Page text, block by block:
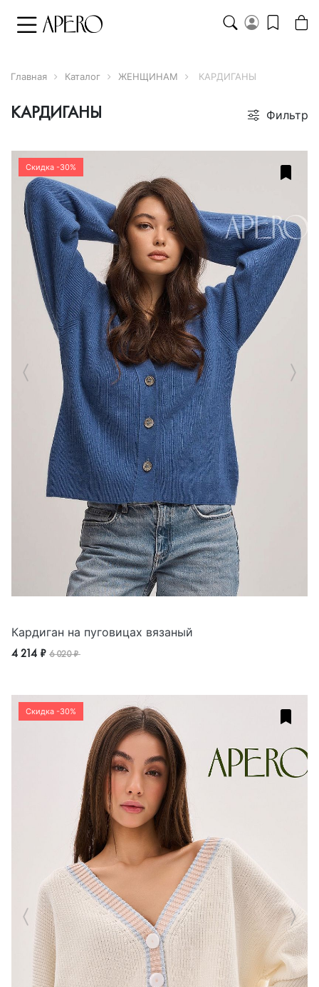
Главная Каталог ЖЕНЩИНАМ КАРДИГАНЫ
КАРДИГАНЫ Фильтр
Скидка -30%
Кардиган на пуговицах вязаный
4 214 ₽ 6 020 ₽
Скидка -30%